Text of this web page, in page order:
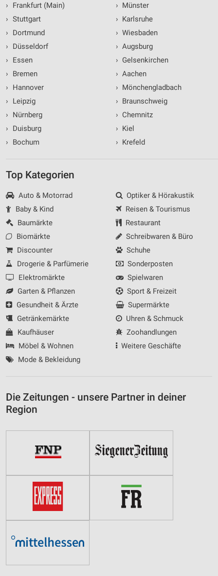
›
Frankfurt (Main)
› Stuttgart
›
Dortmund
›
Düsseldorf
›
Essen
›
Bremen
›
Hannover
›
Leipzig
›
Nürnberg
›
Duisburg
›
Bochum
› Münster
› Karlsruhe
› Wiesbaden
› Augsburg
› Gelsenkirchen
› Aachen
› Mönchengladbach
› Braunschweig
› Chemnitz
› Kiel
› Krefeld
Top Kategorien
Auto & Motorrad
Baby & Kind
Baumärkte
Biomärkte
Discounter
Drogerie & Parfümerie
Elektromärkte
Garten & Pflanzen
Gesundheit & Ärzte
Getränkemärkte
Kaufhäuser
Möbel & Wohnen
Mode & Bekleidung
Optiker & Hörakustik
Reisen & Tourismus
Restaurant
Schreibwaren & Büro
Schuhe
Sonderposten
Spielwaren
Sport & Freizeit
Supermärkte
Uhren & Schmuck
Zoohandlungen
Weitere Geschäfte
Die Zeitungen - unsere Partner in deiner
Region